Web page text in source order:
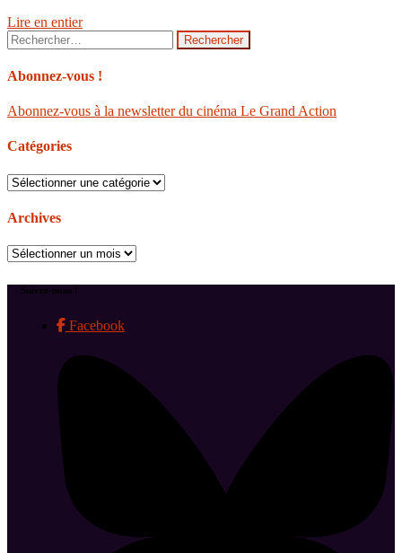
Lire en entier
Rechercher :
Abonnez-vous !
Abonnez-vous à la newsletter du cinéma Le Grand Action
Catégories
Catégories
Archives
Archives
Suivez-nous !
Facebook